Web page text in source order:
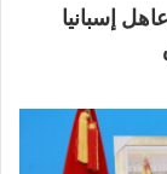
إسبانيا